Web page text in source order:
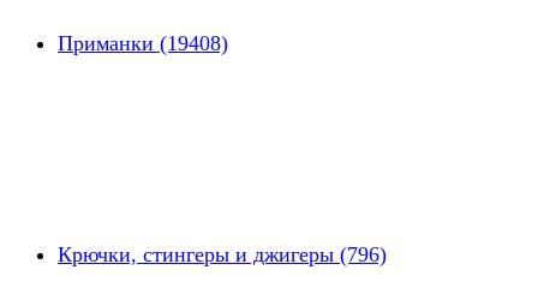
Приманки (19408)
Крючки, стингеры и джигеры (796)